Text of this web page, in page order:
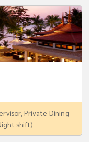
Private Dining
shift)